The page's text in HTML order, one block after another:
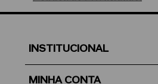
ginseng, chlorella e gambir, que
preservam a elasticidade e
Em 1 semana*: pele mais
aparência mais lisa
INSTITUCIONAL
MINHA CONTA